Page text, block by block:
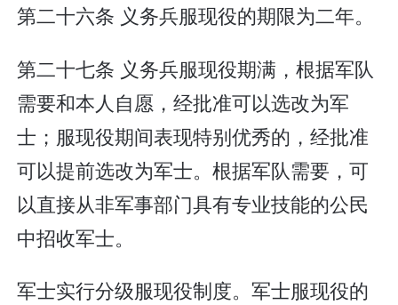
第二十六条 义务兵服现役的期限为二年。
第二十七条 义务兵服现役期满，根据军队
需要和本人自愿，经批准可以选改为军
士；服现役期间表现特别优秀的，经批准
可以提前选改为军士。根据军队需要，可
以直接从非军事部门具有专业技能的公民
中招收军士。
军士实行分级服现役制度。军士服现役的